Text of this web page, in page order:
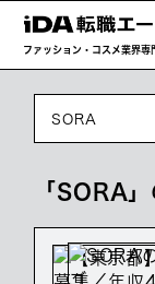
ファッション・コスメ業界専
SORA
「SORA